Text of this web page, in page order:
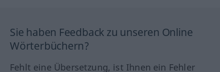
Sie haben Feedback zu unseren Online
Wörterbüchern?
Fehlt eine Übersetzung, ist Ihnen ein Fehler